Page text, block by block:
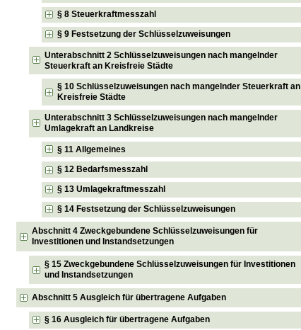
§ 8 Steuerkraftmesszahl
§ 9 Festsetzung der Schlüsselzuweisungen
Unterabschnitt 2 Schlüsselzuweisungen nach mangelnder
Steuerkraft an Kreisfreie Städte
§ 10 Schlüsselzuweisungen nach mangelnder Steuerkraft an
Kreisfreie Städte
Unterabschnitt 3 Schlüsselzuweisungen nach mangelnder
Umlagekraft an Landkreise
§ 11 Allgemeines
§ 12 Bedarfsmesszahl
§ 13 Umlagekraftmesszahl
§ 14 Festsetzung der Schlüsselzuweisungen
Abschnitt 4 Zweckgebundene Schlüsselzuweisungen für
Investitionen und Instandsetzungen
§ 15 Zweckgebundene Schlüsselzuweisungen für Investitionen
und Instandsetzungen
Abschnitt 5 Ausgleich für übertragene Aufgaben
§ 16 Ausgleich für übertragene Aufgaben